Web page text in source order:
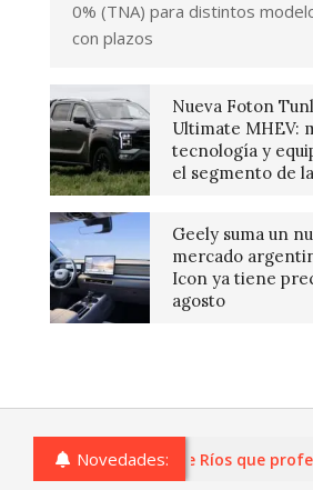
0% (TNA) para distintos
con plazos
Nueva Foton
Ultimate MHEV:
tecnología y
el segmento de
Geely suma un
mercado
Icon ya tiene
agosto
Novedades:
o comercios de Entre Ríos que